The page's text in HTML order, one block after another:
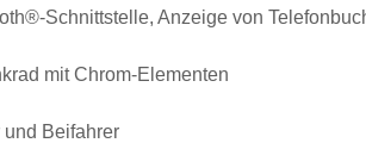
Schnittstelle, Anzeige von
mit Chrom-Elementen
und Beifahrer